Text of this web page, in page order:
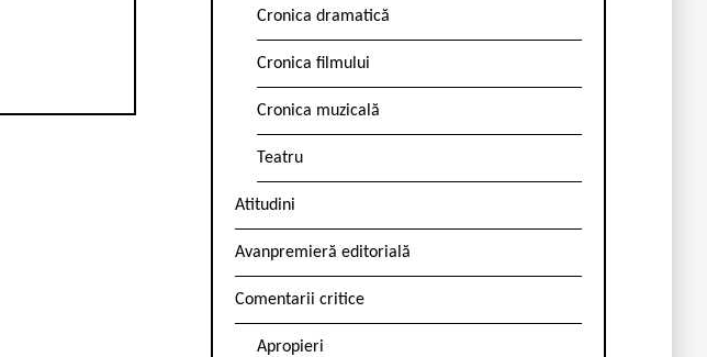
Cronica dramatică
Cronica filmului
Cronica muzicală
Teatru
Atitudini
Avanpremieră editorială
Comentarii critice
Apropieri